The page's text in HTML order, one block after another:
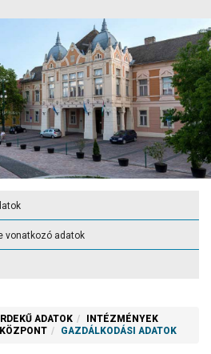
vonatkozó adatok
ADATOK
INTÉZMÉNYEK
GAZDÁLKODÁSI ADATOK